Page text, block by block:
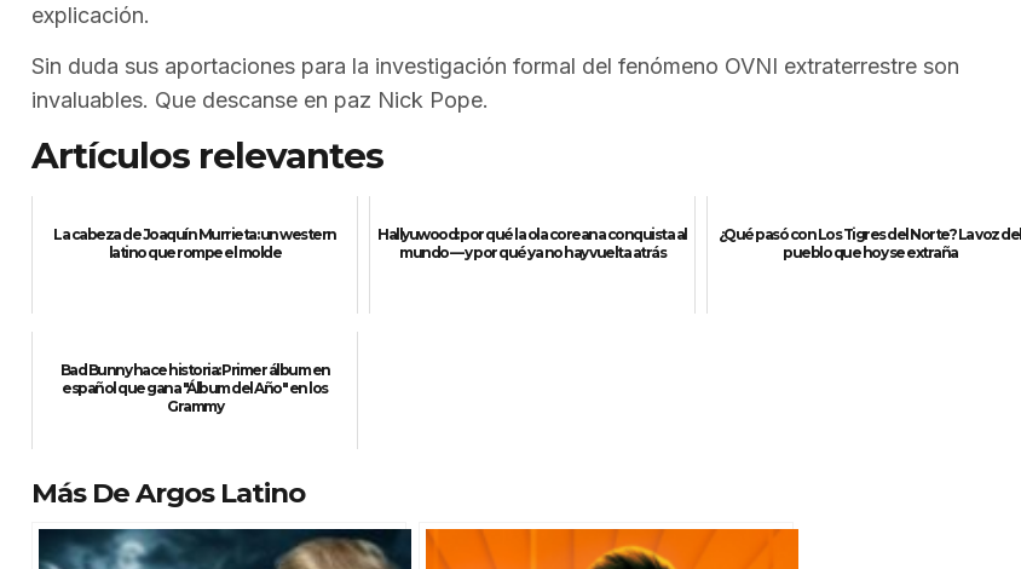
explicación.
Sin duda sus aportaciones para la investigación formal del fenómeno OVNI extraterrestre son
invaluables. Que descanse en paz Nick Pope.
Artículos relevantes
La cabeza de Joaquín Murrieta: un western
latino que rompe el molde
Hallyuwood: por qué la ola coreana conquista al
mundo — y por qué ya no hay vuelta atrás
¿Qué pasó con Los Tigres del Norte? La voz del
pueblo que hoy se extraña
Bad Bunny hace historia: Primer álbum en
español que gana "Álbum del Año" en los
Grammy
Más De Argos Latino